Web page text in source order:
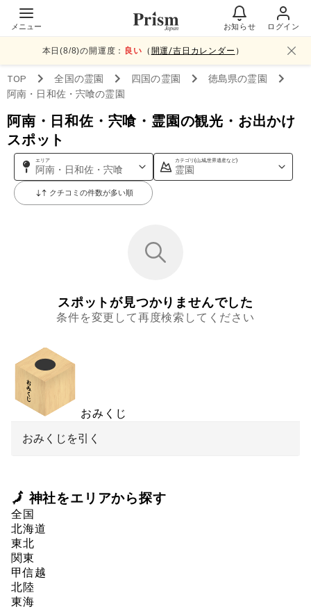
メニュー お知らせ ログイン
本日(8/8)の開運度： 良い （ 開運/吉日カレンダー ）
TOP 全国の霊園 四国の霊園 徳島県の霊園
阿南・日和佐・宍喰の霊園
阿南・日和佐・宍喰・霊園の観光・お出かけ
スポット
エリア
阿南・日和佐・宍喰
カテゴリ(山,城,世界遺産など)
霊園
クチコミの件数が多い順
スポットが見つかりませんでした
条件を変更して再度検索してください
おみくじ
おみくじを引く
🗾 神社をエリアから探す
全国
北海道
東北
関東
甲信越
北陸
東海